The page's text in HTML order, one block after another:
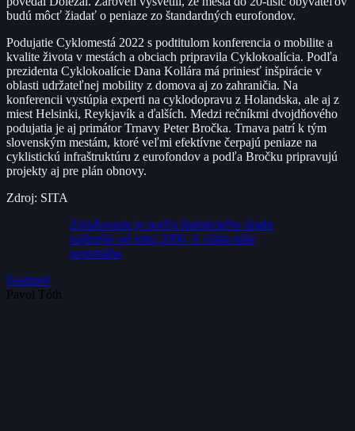
budú môcť žiadať o peniaze zo štandardných eurofondov.
Podujatie Cyklomestá 2022 s podtitulom konferencia o mobilite a
kvalite života v mestách a obciach pripravila Cyklokoalícia. Podľa
prezidenta Cyklokoalície Dana Kollára má priniesť inšpirácie v
oblasti udržateľnej mobility z domova aj zo zahraničia. Na
konferencii vystúpia experti na cyklodopravu z Holandska, ale aj z
miest Helsinki, Reykjavík a ďalších. Medzi rečníkmi dvojdňového
podujatia je aj primátor Trnavy Peter Bročka. Trnava patrí k tým
slovenským mestám, ktoré veľmi efektívne čerpajú peniaze na
cyklistickú infraštruktúru z eurofondov a podľa Bročku pripravujú
projekty aj pre plán obnovy.
Zdroj: SITA
Zdražovanie je podľa štatistického úradu
najhoršie od roku 2000. A vláda stále
nepomáha
Featured
Pavol Tóth